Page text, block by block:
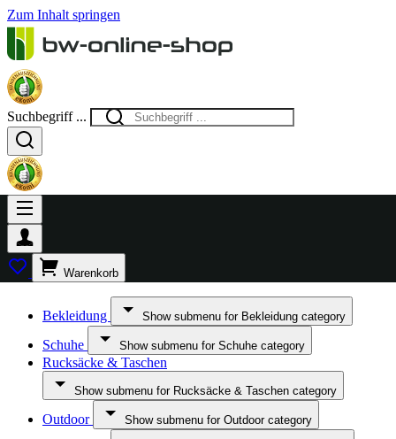
Zum Inhalt springen
Suchbegriff ...
Warenkorb
Bekleidung Show submenu for Bekleidung category
Schuhe Show submenu for Schuhe category
Rucksäcke & Taschen
Show submenu for Rucksäcke & Taschen category
Outdoor Show submenu for Outdoor category